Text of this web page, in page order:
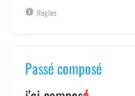
Règles
Passé composé